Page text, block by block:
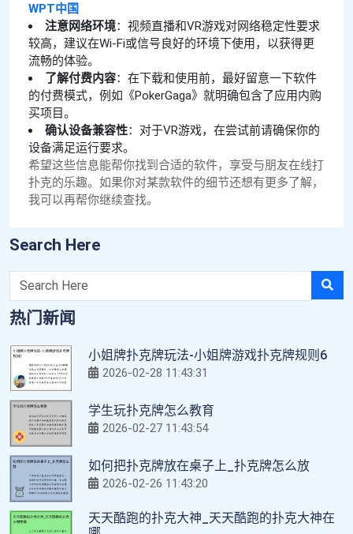
WPT中国
注意网络环境：视频直播和VR游戏对网络稳定性要求
较高，建议在Wi-Fi或信号良好的环境下使用，以获得更
流畅的体验。
了解付费内容：在下载和使用前，最好留意一下软件
的付费模式，例如《PokerGaga》就明确包含了应用内购
买项目。
确认设备兼容性：对于VR游戏，在尝试前请确保你的
设备满足运行要求。
希望这些信息能帮你找到合适的软件，享受与朋友在线打
扑克的乐趣。如果你对某款软件的细节还想有更多了解，
我可以再帮你继续查找。
Search Here
热门新闻
小姐牌扑克牌玩法-小姐牌游戏扑克牌规则6
2026-02-28 11:43:31
学生玩扑克牌怎么教育
2026-02-27 11:43:54
如何把扑克牌放在桌子上_扑克牌怎么放
2026-02-26 11:43:20
天天酷跑的扑克大神_天天酷跑的扑克大神在